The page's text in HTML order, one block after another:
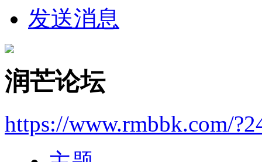
发送消息
润芒论坛
https://www.rmbbk.com/